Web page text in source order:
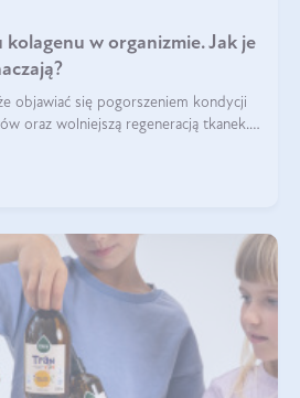
w organizmie. Jak je
objawiać się pogorszeniem kondycji
oraz wolniejszą regeneracją tkanek.